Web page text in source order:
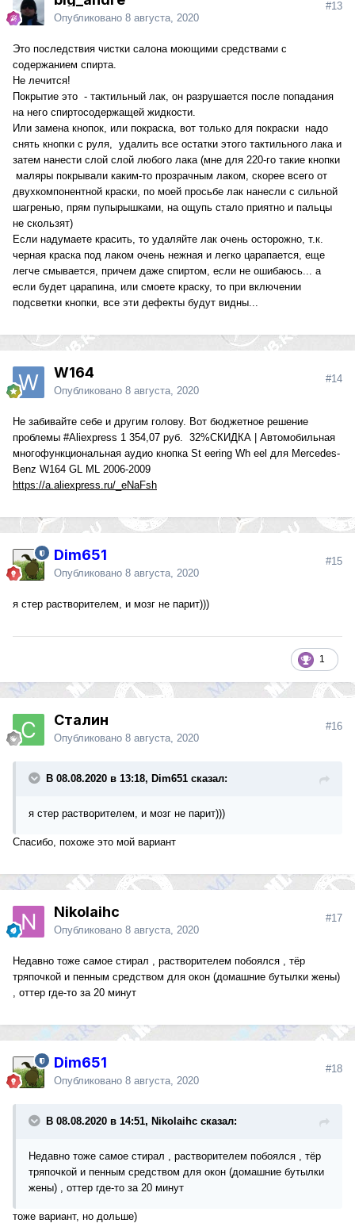
Опубликовано 8 августа, 2020
#13
Это последствия чистки салона моющими средствами с
содержанием спирта.
Не лечится!
Покрытие это - тактильный лак, он разрушается после попадания
на него спиртосодержащей жидкости.
Или замена кнопок, или покраска, вот только для покраски надо
снять кнопки с руля, удалить все остатки этого тактильного лака и
затем нанести слой слой любого лака (мне для 220-го такие кнопки
маляры покрывали каким-то прозрачным лаком, скорее всего от
двухкомпонентной краски, по моей просьбе лак нанесли с сильной
шагренью, прям пупырышками, на ощупь стало приятно и пальцы
не скользят)
Если надумаете красить, то удаляйте лак очень осторожно, т.к.
черная краска под лаком очень нежная и легко царапается, еще
легче смывается, причем даже спиртом, если не ошибаюсь... а
если будет царапина, или смоете краску, то при включении
подсветки кнопки, все эти дефекты будут видны...
W164
Опубликовано 8 августа, 2020
#14
Не забивайте себе и другим голову. Вот бюджетное решение
проблемы #Aliexpress 1 354,07 руб. 32%СКИДКА | Автомобильная
многофункциональная аудио кнопка St eering Wh eel для Mercedes-
Benz W164 GL ML 2006-2009
https://a.aliexpress.ru/_eNaFsh
Dim651
Опубликовано 8 августа, 2020
#15
я стер растворителем, и мозг не парит)))
1
Сталин
Опубликовано 8 августа, 2020
#16
В 08.08.2020 в 13:18, Dim651 сказал:
я стер растворителем, и мозг не парит)))
Спасибо, похоже это мой вариант
Nikolaihc
Опубликовано 8 августа, 2020
#17
Недавно тоже самое стирал , растворителем побоялся , тёр
тряпочкой и пенным средством для окон (домашние бутылки жены)
, оттер где-то за 20 минут
Dim651
Опубликовано 8 августа, 2020
#18
В 08.08.2020 в 14:51, Nikolaihc сказал:
Недавно тоже самое стирал , растворителем побоялся , тёр
тряпочкой и пенным средством для окон (домашние бутылки
жены) , оттер где-то за 20 минут
тоже вариант, но дольше)